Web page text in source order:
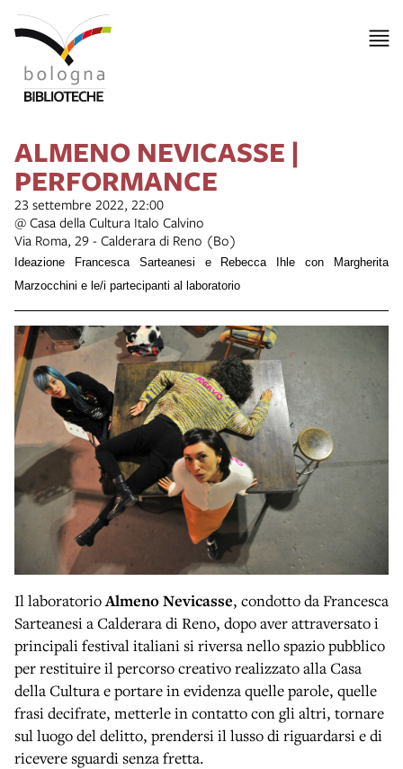
ALMENO NEVICASSE |
PERFORMANCE
23 settembre 2022, 22:00
@ Casa della Cultura Italo Calvino
Via Roma, 29 - Calderara di Reno (Bo)
Ideazione Francesca Sarteanesi e Rebecca Ihle con Margherita
Marzocchini e le/i partecipanti al laboratorio
Il laboratorioAlmeno Nevicasse, condotto da Francesca
Sarteanesi a Calderara di Reno, dopo aver attraversato i
principali festival italiani si riversa nello spazio pubblico
per restituire il percorso creativo realizzato alla Casa
della Cultura e portare in evidenza quelle parole, quelle
frasi decifrate, metterle in contatto con gli altri, tornare
sul luogo del delitto, prendersi il lusso di riguardarsi e di
ricevere sguardi senza fretta.